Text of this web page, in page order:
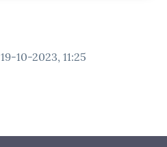
19-10-2023, 11:25